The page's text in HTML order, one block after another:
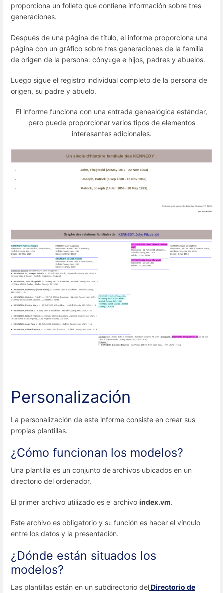
proporciona un folleto que contiene información sobre tres
generaciones.
Después de una página de título, el informe proporciona una
página con un gráfico sobre tres generaciones de la familia
de origen de la persona: cónyuge e hijos, padres y abuelos.
Luego sigue el registro individual completo de la persona de
origen, su padre y abuelo.
El informe funciona con una entrada genealógica estándar,
pero puede proporcionar varios tipos de elementos
interesantes adicionales.
Personalización
La personalización de este informe consiste en crear sus
propias plantillas.
¿Cómo funcionan los modelos?
Una plantilla es un conjunto de archivos ubicados en un
directorio del ordenador.
El primer archivo utilizado es el archivo index.vm.
Este archivo es obligatorio y su función es hacer el vínculo
entre los datos y la presentación.
¿Dónde están situados los
modelos?
Las plantillas están en un subdirectorio delDirectorio de